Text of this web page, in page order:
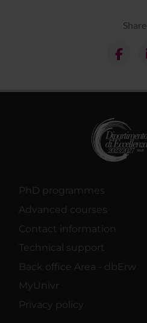
Share
PhD programmes
Advanced courses
Contact information
Technical support
Back office Area - dbErw
MyUnivr
Privacy policy